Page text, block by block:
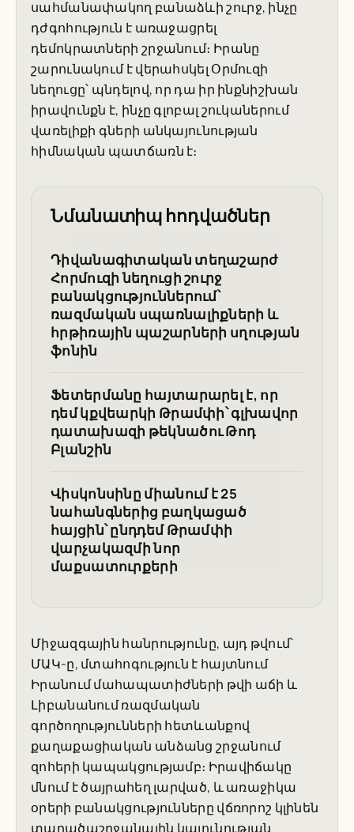
սահմանափակող բանաձևի շուրջ, ինչը
դժգոհություն է առաջացրել
դեմոկրատների շրջանում։ Իրանը
շարունակում է վերահսկել Օրմուզի
նեղուցը՝ պնդելով, որ դա իր ինքնիշխան
իրավունքն է, ինչը գլոբալ շուկաներում
վառելիքի գների անկայունության
հիմնական պատճառն է։
Նմանատիպ հոդվածներ
Դիվանագիտական տեղաշարժ
Հորմուզի նեղուցի շուրջ
բանակցություններում՝
ռազմական սպառնալիքների և
հրթիռային պաշարների սղության
ֆոնին
Ֆետերմանը հայտարարել է, որ
դեմ կքվեարկի Թրամփի՝ գլխավոր
դատախազի թեկնածու Թոդ
Բլանշին
Վիսկոնսինը միանում է 25
նահանգներից բաղկացած
հայցին՝ ընդդեմ Թրամփի
վարչակազմի նոր
մաքսատուրքերի
Միջազգային հանրությունը, այդ թվում՝
ՄԱԿ-ը, մտահոգություն է հայտնում
Իրանում մահապատիժների թվի աճի և
Լիբանանում ռազմական
գործողությունների հետևանքով
քաղաքացիական անձանց շրջանում
զոհերի կապակցությամբ։ Իրավիճակը
մնում է ծայրահեղ լարված, և առաջիկա
օրերի բանակցությունները վճռորոշ կլինեն
տարածաշրջանային կայունության